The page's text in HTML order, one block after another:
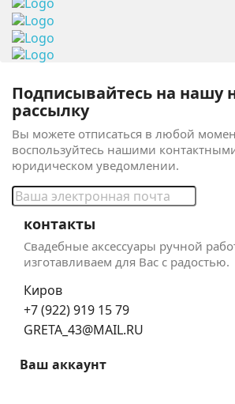
Подписывайтесь на нашу
рассылку
Вы можете отписаться в любой
воспользуйтесь нашими
юридическом уведомлении.
контакты
Свадебные аксессуары ручной
изготавливаем для Вас с радостью.
Киров
+7 (922) 919 15 79
GRETA_43@MAIL.RU
Ваш аккаунт